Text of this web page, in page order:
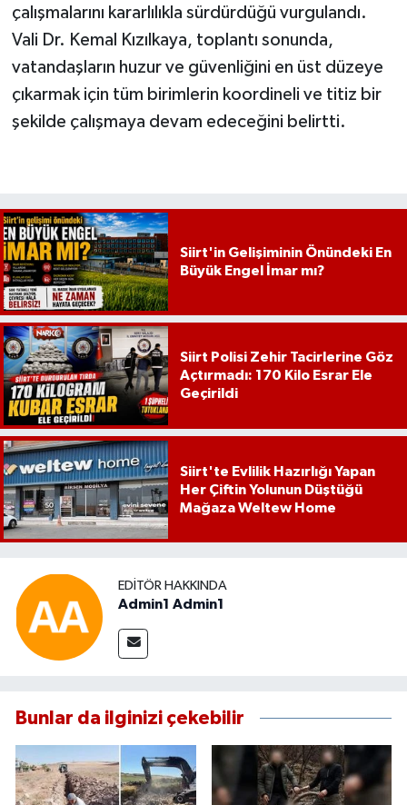
çalışmalarını kararlılıkla sürdürdüğü vurgulandı.
Vali Dr. Kemal Kızılkaya, toplantı sonunda,
vatandaşların huzur ve güvenliğini en üst düzeye
çıkarmak için tüm birimlerin koordineli ve titiz bir
şekilde çalışmaya devam edeceğini belirtti.
Siirt'in Gelişiminin Önündeki En
Büyük Engel İmar mı?
Siirt Polisi Zehir Tacirlerine Göz
Açtırmadı: 170 Kilo Esrar Ele
Geçirildi
Siirt'te Evlilik Hazırlığı Yapan
Her Çiftin Yolunun Düştüğü
Mağaza Weltew Home
EDITÖR HAKKINDA
Admin1 Admin1
Bunlar da ilginizi çekebilir